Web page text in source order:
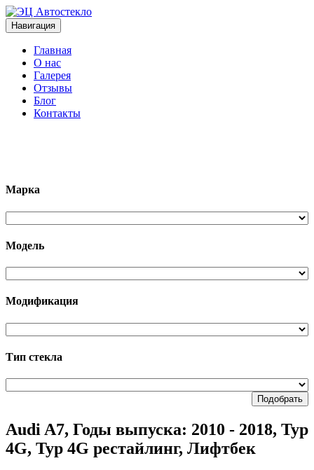
Навигация
Главная
О нас
Галерея
Отзывы
Блог
Контакты
Марка
Модель
Модификация
Тип стекла
Подобрать
Audi A7, Годы выпуска: 2010 - 2018, Typ
4G, Typ 4G рестайлинг, Лифтбек